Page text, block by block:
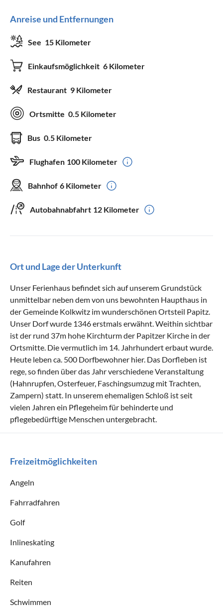
Anreise und Entfernungen
See 15 Kilometer
Einkaufsmöglichkeit 6 Kilometer
Restaurant 9 Kilometer
Ortsmitte 0.5 Kilometer
Bus 0.5 Kilometer
Flughafen 100 Kilometer
Bahnhof 6 Kilometer
Autobahnabfahrt 12 Kilometer
Ort und Lage der Unterkunft
Unser Ferienhaus befindet sich auf unserem Grundstück
unmittelbar neben dem von uns bewohnten Haupthaus in
der Gemeinde Kolkwitz im wunderschönen Ortsteil Papitz.
Unser Dorf wurde 1346 erstmals erwähnt. Weithin sichtbar
ist der rund 37m hohe Kirchturm der Papitzer Kirche in der
Ortsmitte. Die vermutlich im 14. Jahrhundert erbaut wurde.
Heute leben ca. 500 Dorfbewohner hier. Das Dorfleben ist
rege, so finden über das Jahr verschiedene Veranstaltung
(Hahnrupfen, Osterfeuer, Faschingsumzug mit Trachten,
Zampern) statt. In unserem ehemaligen Schloß ist seit
vielen Jahren ein Pflegeheim für behinderte und
pflegebedürftige Menschen untergebracht.
Freizeitmöglichkeiten
Angeln
Fahrradfahren
Golf
Inlineskating
Kanufahren
Reiten
Schwimmen